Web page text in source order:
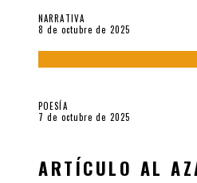
NARRATIVA
8 de octubre de 2025
POESÍA
7 de octubre de 2025
ARTÍCULO AL